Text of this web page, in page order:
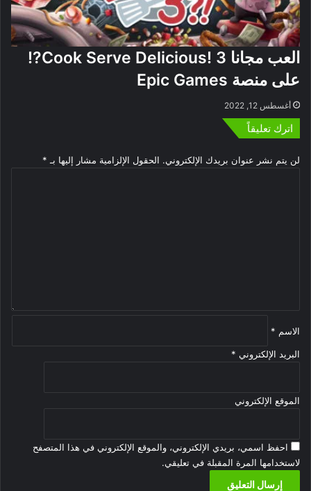
العب مجانا Cook Serve Delicious! 3?!
على منصة Epic Games
أغسطس 12, 2022
اترك تعليقاً
لن يتم نشر عنوان بريدك الإلكتروني. الحقول الإلزامية مشار إليها بـ *
الاسم *
البريد الإلكتروني *
الموقع الإلكتروني
احفظ اسمي، بريدي الإلكتروني، والموقع الإلكتروني في هذا المتصفح
لاستخدامها المرة المقبلة في تعليقي.